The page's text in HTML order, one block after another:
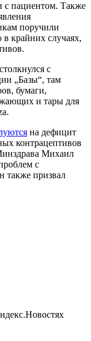
с пациентом. Также
поручили
в крайних случаях,
с
„Базы“, там
бумаги,
и тары для
на дефицит
контрацептивов
Михаил
с
также призвал